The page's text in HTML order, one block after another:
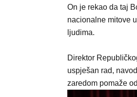
On je rekao da taj
nacionalne mitove
ljudima.
Direktor
uspješan rad,
zaredom pomaže